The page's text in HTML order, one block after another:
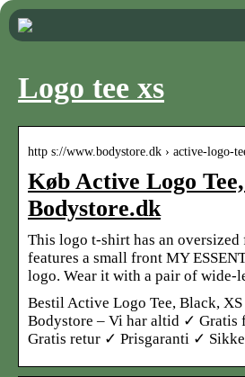
Logo tee xs
http s://www.bodystore.dk › active-logo-
Køb Active Logo
Bodystore.dk
This logo t-shirt has an oversized
features a small front MY
logo. Wear it with a pair of wide-
Bestil Active Logo Tee, Black,
Bodystore – Vi har altid ✓ Gratis
Gratis retur ✓ Prisgaranti ✓